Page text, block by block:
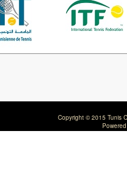
Copyright © 2015 Tunis